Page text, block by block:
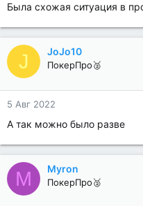
Была схожая ситуация в
J JoJo10
ПокерПро🥈
5 Авг 2022
А так можно было разве
M Myron
ПокерПро🥈